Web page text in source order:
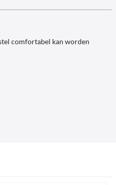
comfortabel kan worden